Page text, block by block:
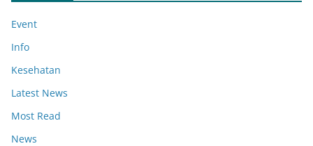
Event
Info
Kesehatan
Latest News
Most Read
News